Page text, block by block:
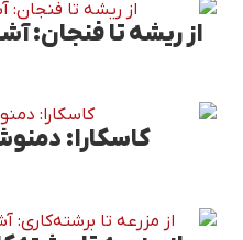
از ریشه تا فنجان:
کاسکارا: